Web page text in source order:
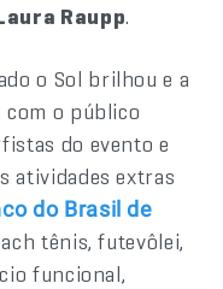
Raupp.
o Sol brilhou e a
com o público
do evento e
atividades extras
do Brasil de
tênis, futevôlei,
funcional,